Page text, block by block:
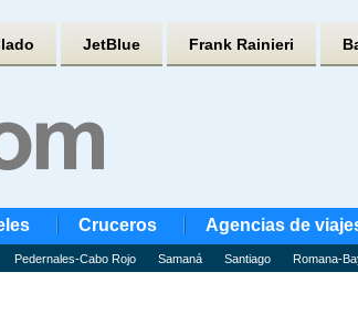
JetBlue Frank Rainieri
Cruceros Agencias de
Pedernales-Cabo Rojo Samaná Santiago Romana-